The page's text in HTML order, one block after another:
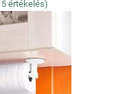
5 értékelés)